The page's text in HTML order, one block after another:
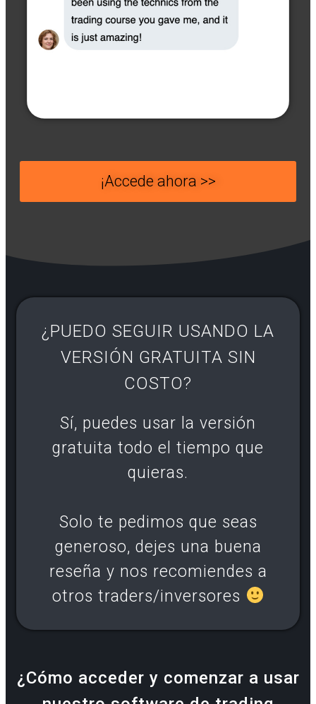
¡Accede ahora >>
¿PUEDO SEGUIR USANDO LA
VERSIÓN GRATUITA SIN
COSTO?
Sí, puedes usar la versión
gratuita todo el tiempo que
quieras.
Solo te pedimos que seas
generoso, dejes una buena
reseña y nos recomiendes a
otros traders/inversores
¿Cómo acceder y comenzar a usar